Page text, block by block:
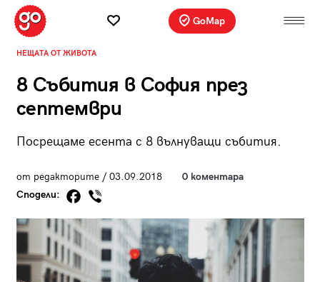
GoMap
НЕЩАТА ОТ ЖИВОТА
8 Събития в София през
септември
Посрещаме есента с 8 вълнуващи събития.
от редакторите / 03.09.2018
0 коментара
Сподели: